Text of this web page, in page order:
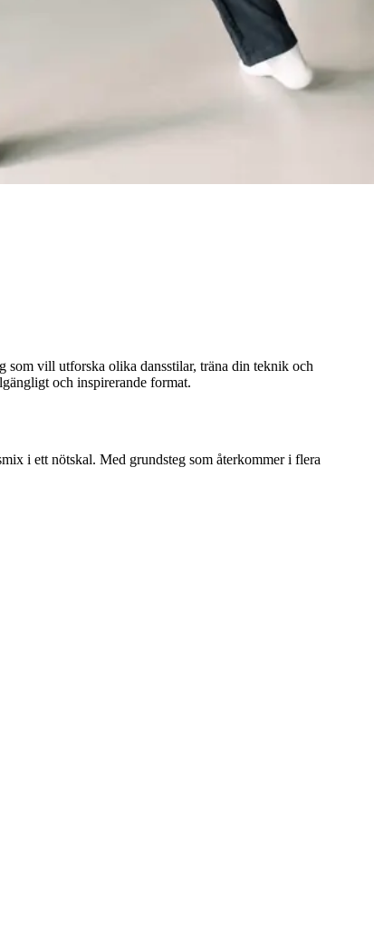
som vill utforska olika dansstilar, träna din teknik och
och inspirerande format.
i ett nötskal. Med grundsteg som återkommer i flera